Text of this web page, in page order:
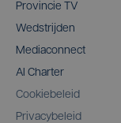
Provincie TV
Wedstrijden
Mediaconnect
AI Charter
Cookiebeleid
Privacybeleid